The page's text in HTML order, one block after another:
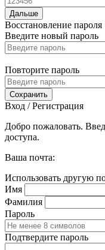
Дальше
Восстановление пароля
Введите новый пароль
Повторите пароль
Сохранить
Вход / Регистрация
Добро пожаловать.
доступа.
Ваша почта:
Использовать другую
Имя
Фамилия
Пароль
Подтвердите пароль